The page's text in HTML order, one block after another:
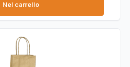
Nel carrello